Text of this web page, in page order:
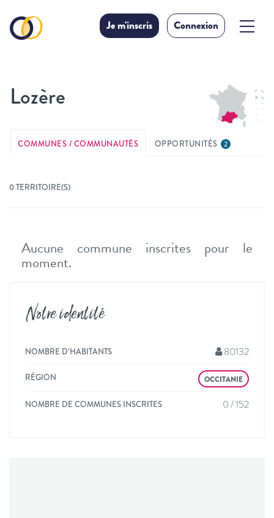
Je m'inscris Connexion
Lozère
COMMUNES / COMMUNAUTÉS OPPORTUNITÉS 2
0 TERRITOIRE(S)
Aucune commune inscrites pour le
moment.
Notre identité
NOMBRE D’HABITANTS 80132
RÉGION OCCITANIE
NOMBRE DE COMMUNES INSCRITES 0 / 152